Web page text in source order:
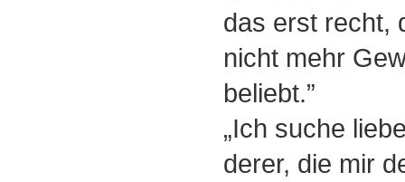
das erst recht,
nicht mehr
beliebt.”
„Ich suche
derer, die mir